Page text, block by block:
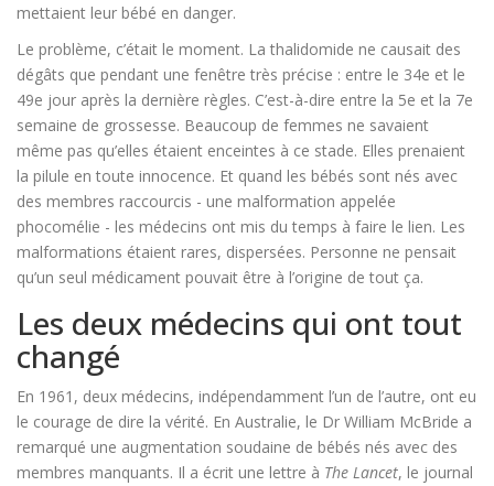
mettaient leur bébé en danger.
Le problème, c’était le moment. La thalidomide ne causait des
dégâts que pendant une fenêtre très précise : entre le 34e et le
49e jour après la dernière règles. C’est-à-dire entre la 5e et la 7e
semaine de grossesse. Beaucoup de femmes ne savaient
même pas qu’elles étaient enceintes à ce stade. Elles prenaient
la pilule en toute innocence. Et quand les bébés sont nés avec
des membres raccourcis - une malformation appelée
phocomélie - les médecins ont mis du temps à faire le lien. Les
malformations étaient rares, dispersées. Personne ne pensait
qu’un seul médicament pouvait être à l’origine de tout ça.
Les deux médecins qui ont tout
changé
En 1961, deux médecins, indépendamment l’un de l’autre, ont eu
le courage de dire la vérité. En Australie, le Dr William McBride a
remarqué une augmentation soudaine de bébés nés avec des
membres manquants. Il a écrit une lettre à The Lancet, le journal